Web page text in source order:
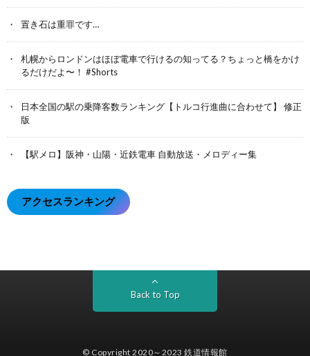
置き石は重罪です…
札幌からロンドンはほぼ電車で行けるの知ってる？ちょっと橋をかけ
るだけだよ〜！ #Shorts
日本全国の駅の乗降客数ランキング【トルコ行進曲に合わせて】 修正
版
【駅メロ】阪神・山陽・近鉄電車 自動放送・メロディー集
アクセスランキング
Back to Top
© Copyright 2020～2023鉄道情報館